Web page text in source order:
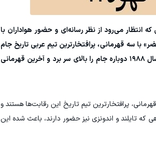
انتظار می‌رود از نظر رسانه‌ای و حضور هواداران با
با سه قهرمانی، پرافتخارترین تیم عربی تاریخ جام
ملت‌های آسیا محسوب می‌شود. عربستان نخستین بار در سال ۱۹۸۴ قهرمان شد، سپس در سال ۱۹۸۸ دوباره جام را بالای سر برد و آخرین قهرمانی
پرافتخارترین تیم تاریخ این رقابت‌ها هستند و
که تایلند و اندونزی نیز حضور دارند، باعث شده این